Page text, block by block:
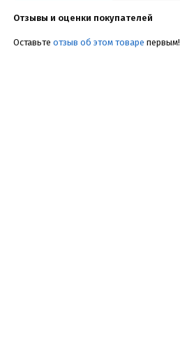
Отзывы и оценки покупателей
Оставьте отзыв об этом товаре первым!